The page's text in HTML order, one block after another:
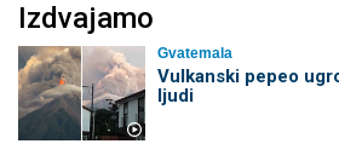
Izdvajamo
Gvatemala
Vulkanski pepeo
ljudi